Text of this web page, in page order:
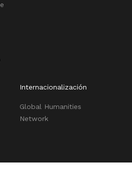
Internacionalización
Global Humanities
Network